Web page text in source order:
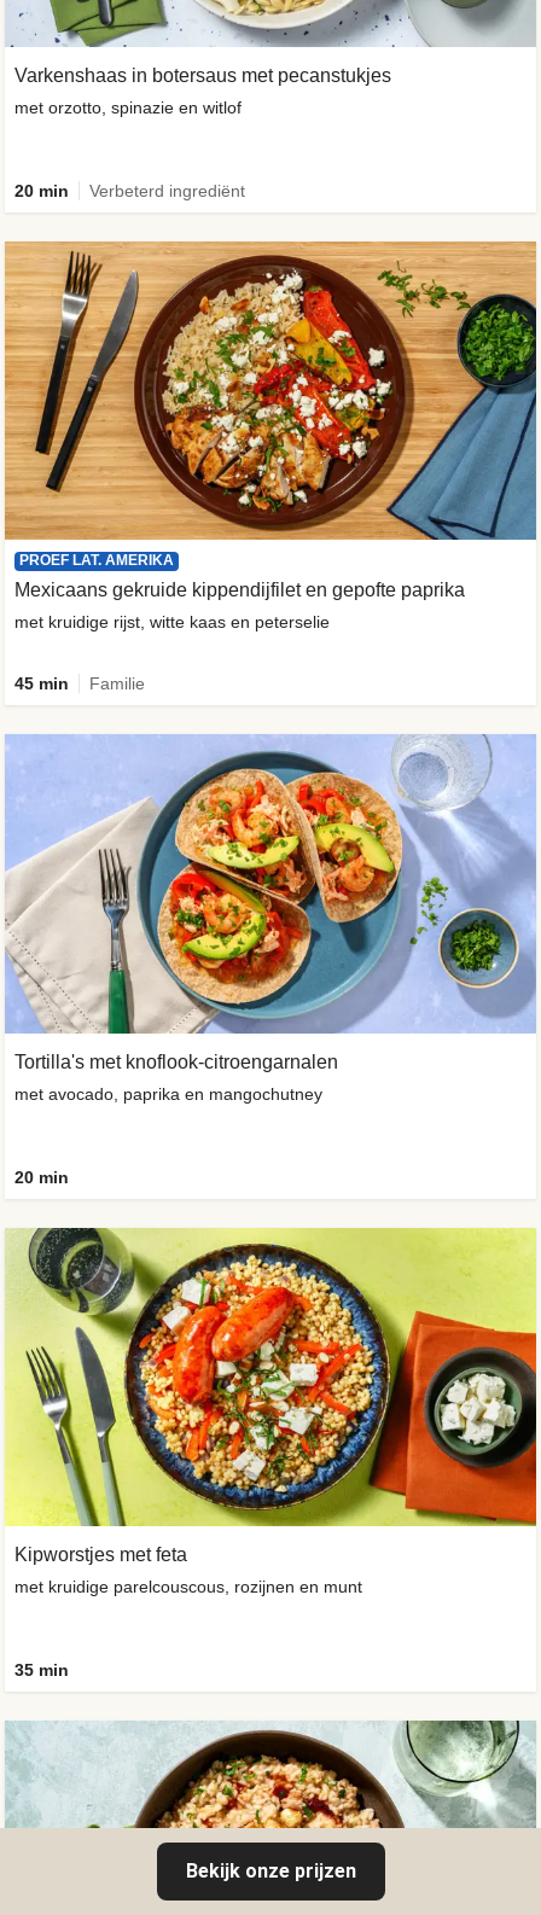
Varkenshaas in botersaus met pecanstukjes
met orzotto, spinazie en witlof
20 min Verbeterd ingrediënt
PROEF LAT. AMERIKA
Mexicaans gekruide kippendijfilet en gepofte paprika
met kruidige rijst, witte kaas en peterselie
45 min Familie
Tortilla's met knoflook-citroengarnalen
met avocado, paprika en mangochutney
20 min
Kipworstjes met feta
met kruidige parelcouscous, rozijnen en munt
35 min
Bekijk onze prijzen